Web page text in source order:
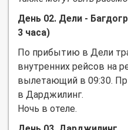
День 02. Дели -
3 часа)
По прибытию в Дели
внутренних рейсов на
вылетающий в 09:30.
в Дарджилинг.
Ночь в отеле.